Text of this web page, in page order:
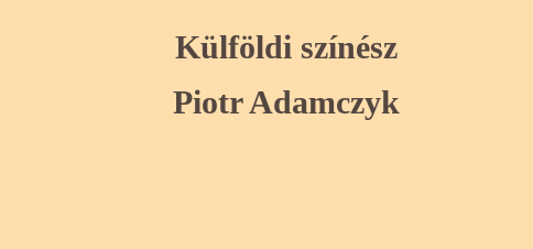
Külföldi színész
Piotr Adamczyk